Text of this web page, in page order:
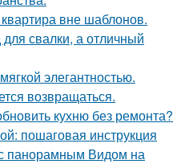
вне шаблонов.
свалки, а отличный
элегантностью.
возвращаться.
кухню без ремонта?
пошаговая инструкция
панорамным Видом на